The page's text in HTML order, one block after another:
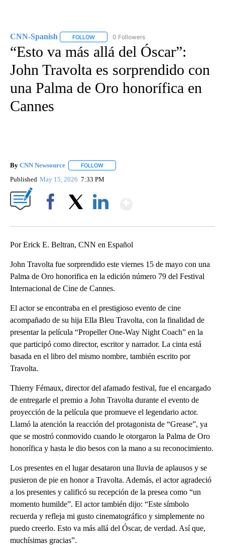
CNN-Spanish FOLLOW FOLLOW "CNN-SPANISH" TO RECEIVE
0 Followers
“Esto va más allá del Óscar”:
John Travolta es sorprendido con
una Palma de Oro honorífica en
Cannes
By CNN Newsource FOLLOW
Published May 15, 2026 7:33 PM
Por Erick E. Beltran, CNN en Español
John Travolta fue sorprendido este viernes 15 de mayo con una
Palma de Oro honorifica en la edición número 79 del Festival
Internacional de Cine de Cannes.
El actor se encontraba en el prestigioso evento de cine
acompañado de su hija Ella Bleu Travolta, con la finalidad de
presentar la película “Propeller One-Way Night Coach” en la
que participó como director, escritor y narrador. La cinta está
basada en el libro del mismo nombre, también escrito por
Travolta.
Thierry Fémaux, director del afamado festival, fue el encargado
de entregarle el premio a John Travolta durante el evento de
proyección de la película que promueve el legendario actor.
Llamó la atención la reacción del protagonista de “Grease”, ya
que se mostró conmovido cuando le otorgaron la Palma de Oro
honorífica y hasta le dio besos con la mano a su reconocimiento.
Los presentes en el lugar desataron una lluvia de aplausos y se
pusieron de pie en honor a Travolta. Además, el actor agradeció
a los presentes y calificó su recepción de la presea como “un
momento humilde”. El actor también dijo: “Este símbolo
recuerda y refleja mi gusto cinematográfico y simplemente no
puedo creerlo. Esto va más allá del Óscar, de verdad. Así que,
muchísimas gracias”.